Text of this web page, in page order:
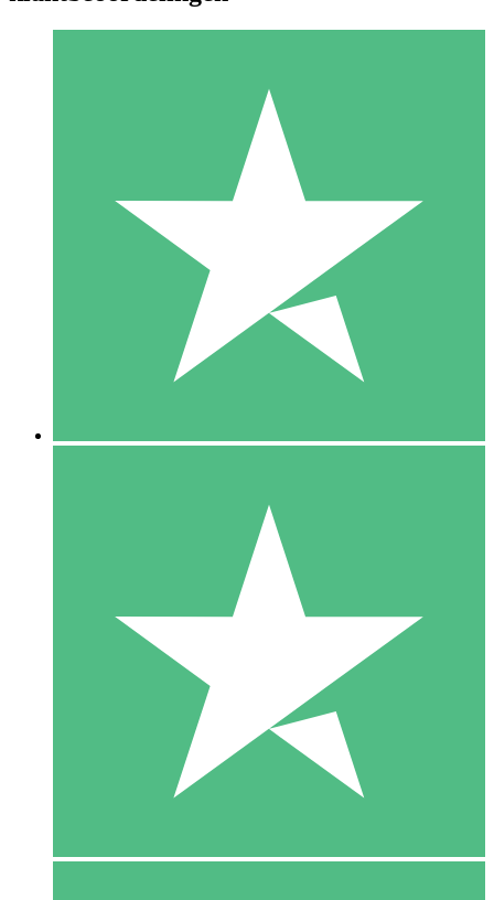
Individuele Creditpakketten
Betaal per gebruik met downloadtegoeden. Geen maandelijkse
1000
10 Downloaden
20 00